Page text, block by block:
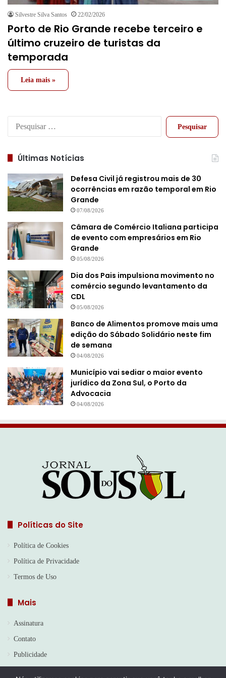
Silvestre Silva Santos 22/02/2026
Porto de Rio Grande recebe terceiro e
último cruzeiro de turistas da
temporada
Leia mais »
Pesquisar
Últimas Notícias
Defesa Civil já registrou mais de 30
ocorrências em razão temporal em Rio
Grande
07/08/2026
Câmara de Comércio Italiana participa
de evento com empresários em Rio
Grande
05/08/2026
Dia dos Pais impulsiona movimento no
comércio segundo levantamento da
CDL
05/08/2026
Banco de Alimentos promove mais uma
edição do Sábado Solidário neste fim
de semana
04/08/2026
Município vai sediar o maior evento
jurídico da Zona Sul, o Porto da
Advocacia
04/08/2026
Políticas do Site
Política de Cookies
Política de Privacidade
Termos de Uso
Mais
Assinatura
Contato
Publicidade